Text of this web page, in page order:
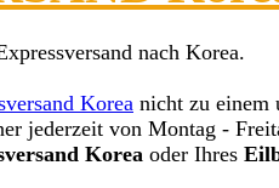
nach Korea.
Korea nicht zu einem
jederzeit von Montag -
Korea oder Ihres